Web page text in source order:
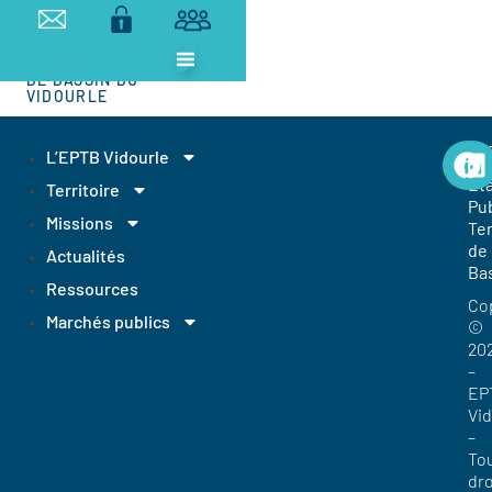
ETABLISSEMENT
DE BASSIN DU
VIDOURLE
L’EPTB Vidourle
Territoire
Missions
Actualités
Ressources
Marchés publics
de
©
–
–